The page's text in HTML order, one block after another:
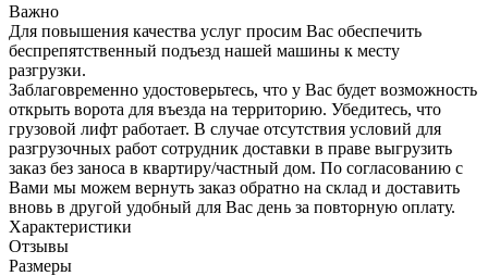
Важно
Для повышения качества услуг просим Вас обеспечить
беспрепятственный подъезд нашей машины к месту
разгрузки.
Заблаговременно удостоверьтесь, что у Вас будет возможность
открыть ворота для въезда на территорию. Убедитесь, что
грузовой лифт работает. В случае отсутствия условий для
разгрузочных работ сотрудник доставки в праве выгрузить
заказ без заноса в квартиру/частный дом. По согласованию с
Вами мы можем вернуть заказ обратно на склад и доставить
вновь в другой удобный для Вас день за повторную оплату.
Характеристики
Отзывы
Размеры